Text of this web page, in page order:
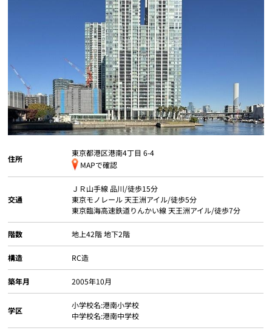
採用情報
会員メニュー
個人情報保護の取扱い 会員規約 サイトマップ
住所
東京都港区港南4丁目 6-4
MAPで確認
交通
ＪＲ山手線 品川/徒歩15分
東京モノレール天王洲アイル/徒歩5分
東京臨海高速鉄道りんかい線天王洲アイル/徒歩7分
階数 地上42階 地下2階
構造 RC造
築年月 2005年10月
学区
小学校名:港南小学校
中学校名:港南中学校